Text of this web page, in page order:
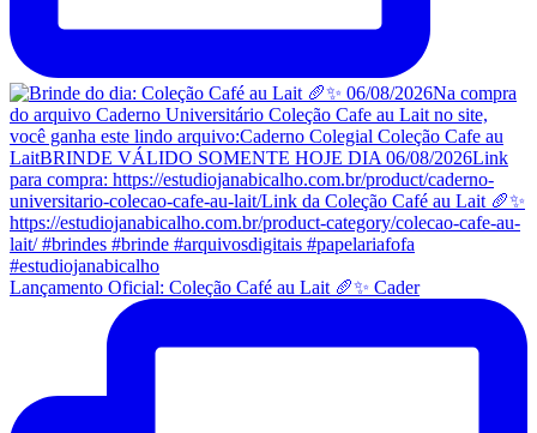
Lançamento Oficial: Coleção Café au Lait 🥖✨ Cader